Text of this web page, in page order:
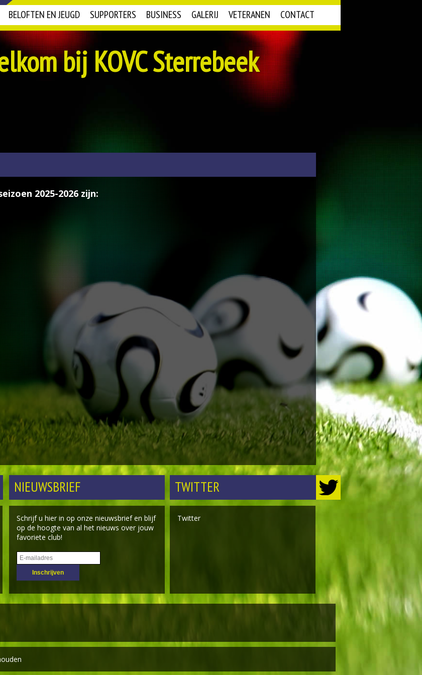
BELOFTEN EN JEUGD SUPPORTERS BUSINESS GALERIJ VETERANEN CONTACT
bij KOVC Sterrebeek
2025-2026 zijn:
NIEUWSBRIEF
Schrijf u hier in op onze nieuwsbrief en blijf
op de hoogte van al het nieuws over jouw
favoriete club!
TWITTER
Twitter